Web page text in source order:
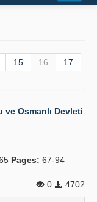
15 16
17
Osmanlı Devleti
Pages: 67-94
0
4702